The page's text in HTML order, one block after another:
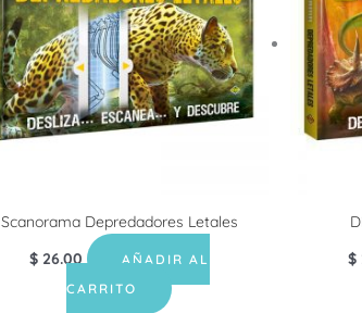
Scanorama Depredadores Letales
$26.00
AÑADIR AL
CARRITO
$